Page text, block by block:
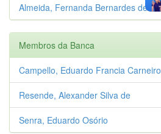
Almeida, Fernanda Bernardes de
Membros da Banca
Campello, Eduardo Francia Carneiro
Resende, Alexander Silva de
Senra, Eduardo Osório